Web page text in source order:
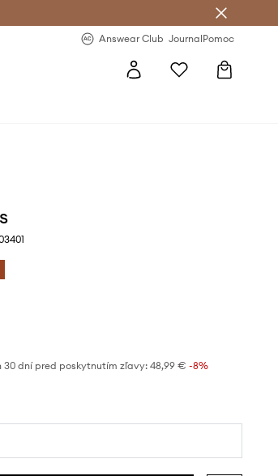
Answear Club JournalPomoc
dní pred poskytnutím zľavy: 48,99 € -8%